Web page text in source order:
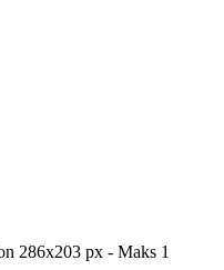
286x203 px - Maks 1